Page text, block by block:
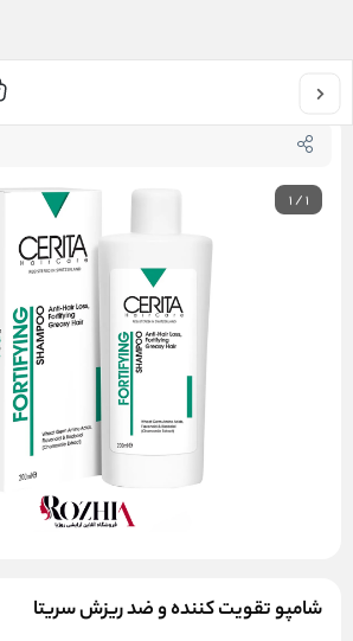
خانه شامپو تقویت کننده و ضد ریزش سریتا
1/1
شامپو تقویت کننده و ضد ریزش سریتا